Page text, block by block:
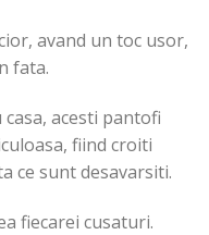
avand un toc usor,
fata.
acesti pantofi
fiind croiti
ce sunt desavarsiti.
fiecarei cusaturi.